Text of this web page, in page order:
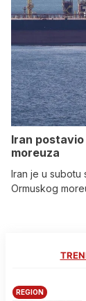
Iran
moreuza
Iran je u subotu
Ormuskog
REGION